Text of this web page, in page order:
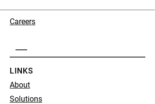
Careers
LINKS
About
Solutions